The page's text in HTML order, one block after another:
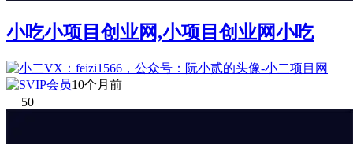
小吃小项目创业网,小项目创业网小吃
10个月前
50